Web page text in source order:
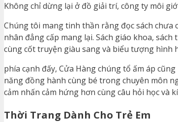
Không chỉ dừng lại ở đồ giải trí, công ty môi
Chúng tôi mang tinh thần rằng đọc sách
nhân đẳng cấp mang lại. Sách giáo khoa,
cùng cốt truyện giàu sang và biểu tượng hình
phía cạnh đấy, Cửa Hàng chúng tổ ấm áp
năng đồng hành cùng bé trong chuyên môn
cảm nhấn cảm hứng hơn cùng câu hỏi học và
Thời Trang Dành Cho Trẻ Em